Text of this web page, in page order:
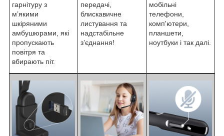
гарнітуру з
м’якими
шкіряними
амбушюрами, які
пропускають
повітря та
вбирають піт.
передачі,
блискавичне
листування та
надстабільне
з’єднання!
мобільні
телефони,
комп'ютери,
планшети,
ноутбуки і так далі.